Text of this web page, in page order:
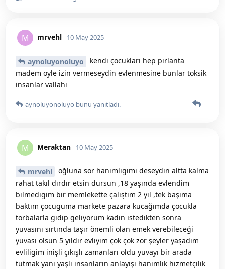
M mrvehl 10 May 2025
aynoluyonoluyo
kendi çocukları hep pirlanta
madem oyle izin vermeseydin evlenmesine bunlar toksik
insanlar vallahi
aynoluyonoluyo bunu yanıtladı.
M Meraktan 10 May 2025
mrvehl
oğluna sor hanımlıgımı deseydin altta kalma
rahat takıl dırdır etsin dursun ,18 yaşında evlendim
bilmedigim bir memlekette çalıştım 2 yıl ,tek başıma
baktım çocuguma markete pazara kucağımda çocukla
torbalarla gidip geliyorum kadın istedikten sonra
yuvasını sırtında taşır önemli olan emek verebileceği
yuvası olsun 5 yıldır evliyim çok çok zor şeyler yaşadım
evliligim inişli çıkışlı zamanları oldu yuvayı bir arada
tutmak yani yaşlı insanların anlayışı hanımlık hizmetçilik